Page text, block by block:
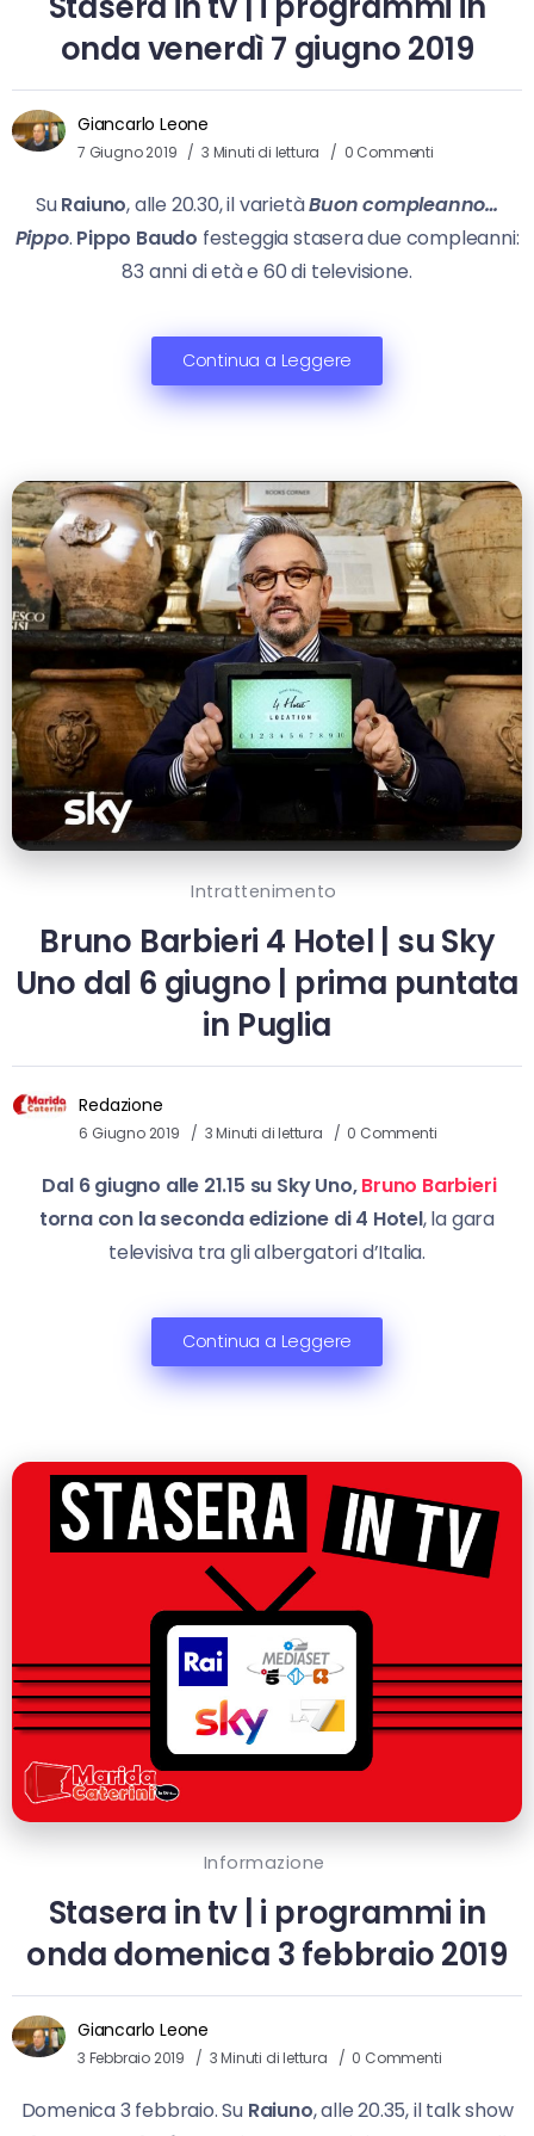
onda venerdì 7 giugno 2019
Giancarlo Leone
7 Giugno 2019 3 Minuti di lettura 0 Commenti
SuRaiuno, alle 20.30, il varietàBuon compleanno…
Pippo. Pippo Baudo festeggia stasera due compleanni:
83 anni di età e 60 di televisione.
Continua a Leggere
Intrattenimento
Bruno Barbieri 4 Hotel | su Sky
Uno dal 6 giugno | prima puntata
in Puglia
Redazione
6 Giugno 2019 3 Minuti di lettura 0 Commenti
Dal 6 giugno alle 21.15 su Sky Uno,Bruno Barbieri
torna con la seconda edizione di 4 Hotel, la gara
televisiva tra gli albergatori d’Italia.
Continua a Leggere
Informazione
Stasera in tv | i programmi in
onda domenica 3 febbraio 2019
Giancarlo Leone
3 Febbraio 2019 3 Minuti di lettura 0 Commenti
Domenica 3 febbraio. Su Raiuno, alle 20.35, il talk show